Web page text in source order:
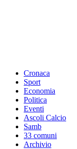
Cronaca
Sport
Economia
Politica
Eventi
Ascoli Calcio
Samb
33 comuni
Archivio